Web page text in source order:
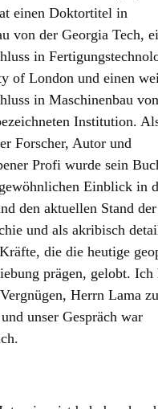
einen Doktortitel in
von der Georgia Tech,
in
of London und einen
in Maschinenbau
Institution.
Forscher, Autor und
Profi wurde sein
Einblick in
den aktuellen Stand der
und als akribisch
die die heutige
prägen, gelobt. Ich
Herrn Lama zu
unser Gespräch war